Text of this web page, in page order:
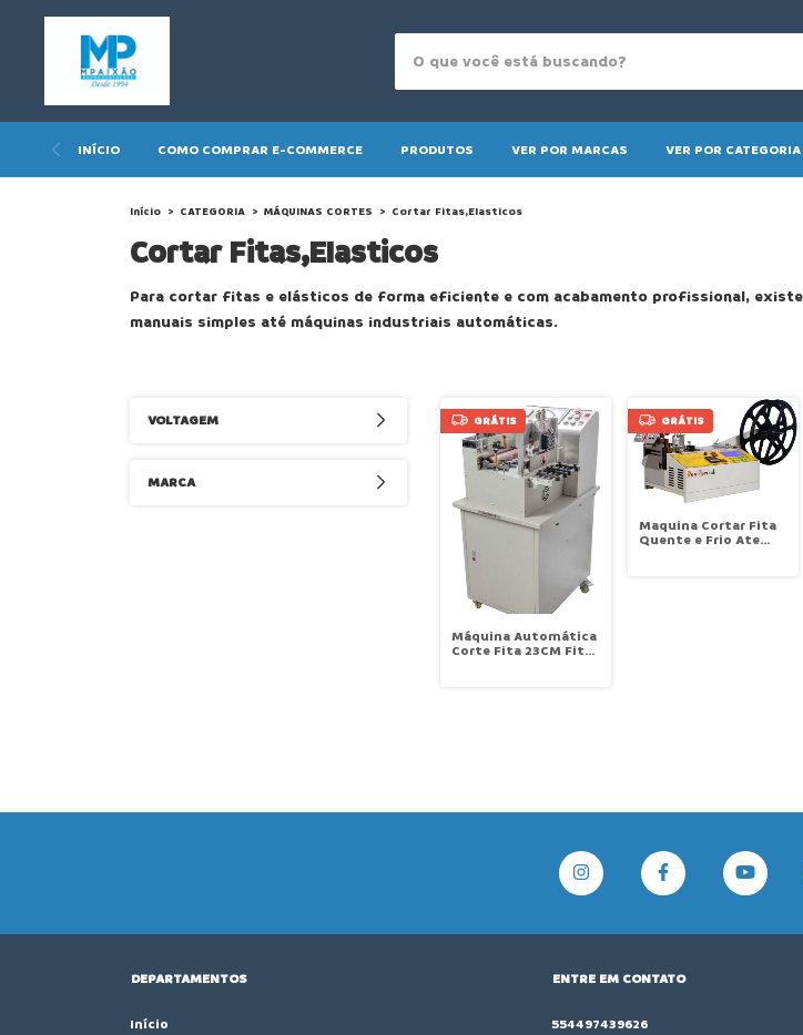
INÍCIO COMO COMPRAR E-COMMERCE PRODUTOS VER POR MARCAS VER POR CATEGORIA
Início > CATEGORIA > MÁQUINAS CORTES > Cortar Fitas,Elasticos
Cortar Fitas,Elasticos
Para cortar fitas e elásticos de forma eficiente e com acabamento profissional,
manuais simples até máquinas industriais automáticas.
VOLTAGEM
MARCA
GRÁTIS
Máquina Automática
Corte Fita 23CM Fita
GRÁTIS
Maquina Cortar Fita
Quente e Frio Ate
DEPARTAMENTOS
Início
ENTRE EM CONTATO
554497439626